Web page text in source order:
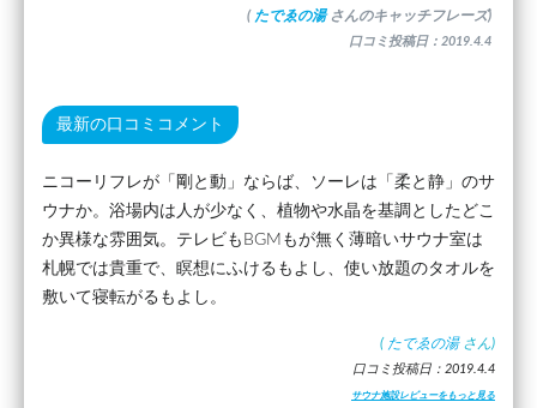
( たでゑの湯 さんのキャッチフレーズ)
口コミ投稿日：2019.4.4
最新の口コミコメント
ニコーリフレが「剛と動」ならば、ソーレは「柔と静」のサ
ウナか。浴場内は人が少なく、植物や水晶を基調としたどこ
か異様な雰囲気。テレビもBGMもが無く薄暗いサウナ室は
札幌では貴重で、瞑想にふけるもよし、使い放題のタオルを
敷いて寝転がるもよし。
( たでゑの湯 さん)
口コミ投稿日：2019.4.4
サウナ施設レビューをもっと見る